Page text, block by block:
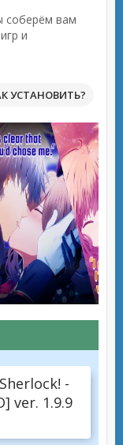
соберём вам
и
УСТАНОВИТЬ?
-
ver. 1.9.9